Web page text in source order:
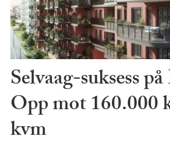
Selvaag-suksess
Opp mot 160.000
kvm